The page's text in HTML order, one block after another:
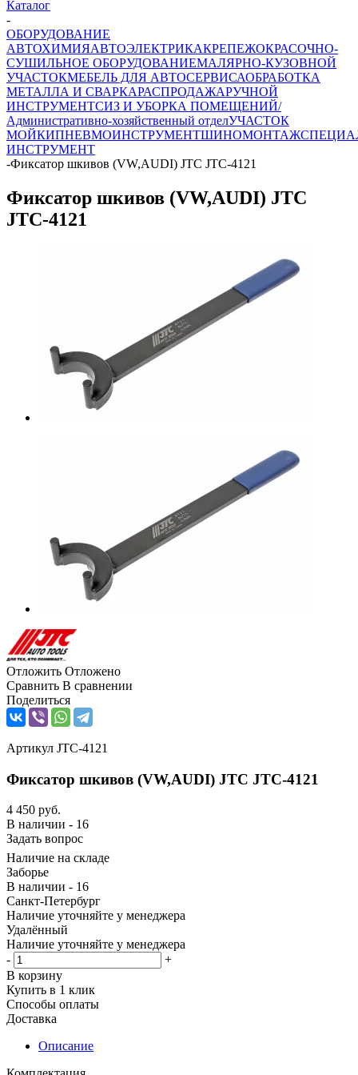
Каталог
-
ОБОРУДОВАНИЕ
АВТОХИМИЯАВТОЭЛЕКТРИКАКРЕПЕЖОКРАСОЧНО-
СУШИЛЬНОЕ ОБОРУДОВАНИЕМАЛЯРНО-КУЗОВНОЙ
УЧАСТОКМЕБЕЛЬ ДЛЯ АВТОСЕРВИСАОБРАБОТКА
МЕТАЛЛА И СВАРКАРАСПРОДАЖАРУЧНОЙ
ИНСТРУМЕНТСИЗ И УБОРКА ПОМЕЩЕНИЙ/
Административно-хозяйственный отделУЧАСТОК
МОЙКИПНЕВМОИНСТРУМЕНТШИНОМОНТАЖ
ИНСТРУМЕНТ
-Фиксатор шкивов (VW,AUDI) JTC JTC-4121
Фиксатор шкивов (VW,AUDI) JTC
JTC-4121
Отложить Отложено
Сравнить В сравнении
Поделиться
Артикул JTC-4121
Фиксатор шкивов (VW,AUDI) JTC JTC-4121
4 450 руб.
В наличии - 16
Задать вопрос
Наличие на складе
Заборье
В наличии - 16
Санкт-Петербург
Наличие уточняйте у менеджера
Удалённый
Наличие уточняйте у менеджера
-
+
В корзину
Купить в 1 клик
Способы оплаты
Доставка
Описание